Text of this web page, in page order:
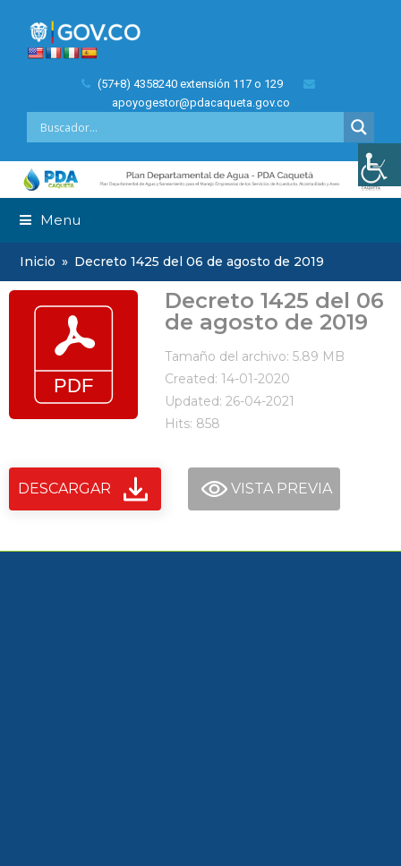
(57+8) 4358240 extensión 117 o 129
apoyogestor@pdacaqueta.gov.co
Menu
Inicio » Decreto 1425 del 06 de agosto de 2019
Decreto 1425 del 06
de agosto de 2019
Tamaño del archivo: 5.89 MB
Created: 14-01-2020
Updated: 26-04-2021
Hits: 858
DESCARGAR VISTA PREVIA